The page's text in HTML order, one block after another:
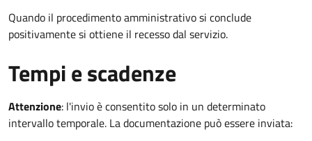
Quando il procedimento amministrativo si conclude
positivamente si ottiene il recesso dal servizio.
Tempi e scadenze
Attenzione: l'invio è consentito solo in un determinato
intervallo temporale. La documentazione può essere inviata: